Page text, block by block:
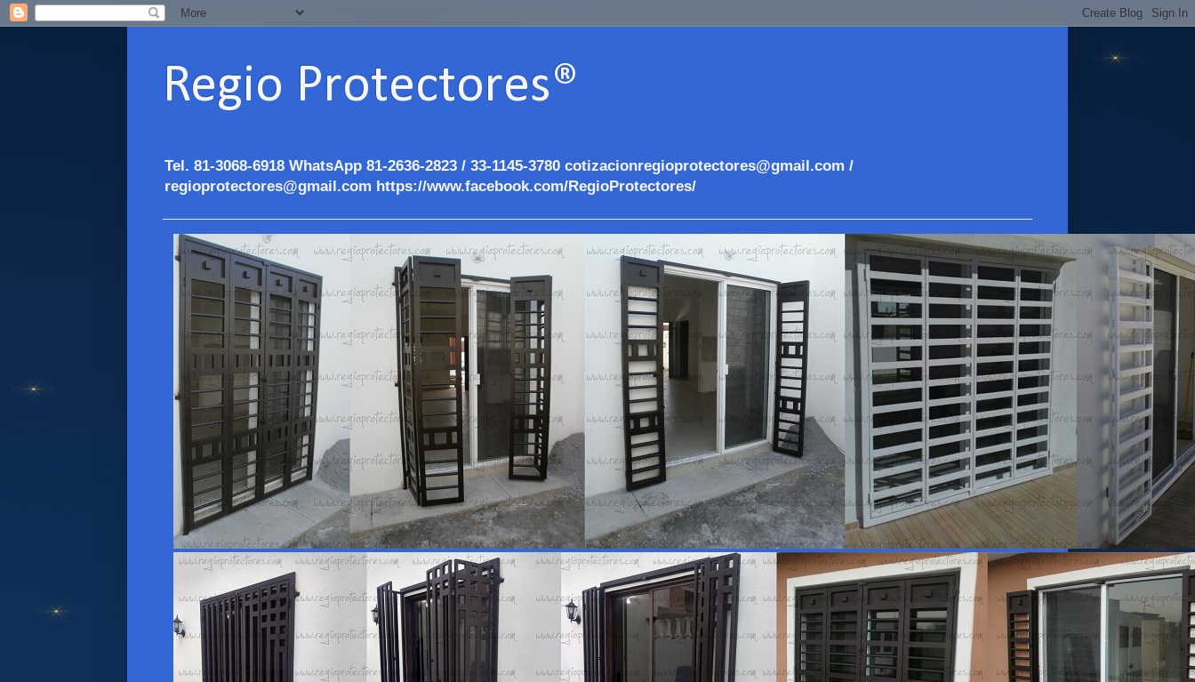
Regio Protectores®
Tel. 81-3068-6918 WhatsApp 81-2636-2823 / 33-1145-3780 cotizacionregioprotectores@gmail.com /
regioprotectores@gmail.com https://www.facebook.com/RegioProtectores/